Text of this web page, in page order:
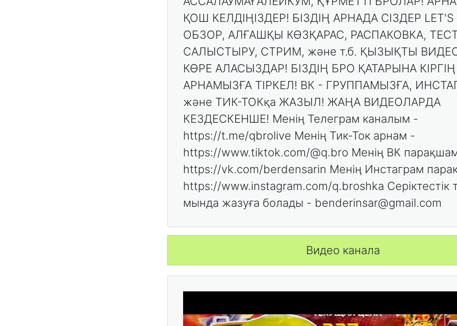
ҚОШ КЕЛДІҢІЗДЕР! БІЗДІҢ АРНАДА СІЗДЕР LET'S
ОБЗОР, АЛҒАШҚЫ КӨЗҚАРАС, РАСПАКОВКА,
САЛЫСТЫРУ, СТРИМ, және т.б. ҚЫЗЫҚТЫ
КӨРЕ АЛАСЫЗДАР! БІЗДІҢ БРО ҚАТАРЫНА
АРНАМЫЗҒА ТІРКЕЛ! ВК - ГРУППАМЫЗҒА,
және ТИК-ТОКқа ЖАЗЫЛ! ЖАҢА ВИДЕОЛАРДА
КЕЗДЕСКЕНШЕ! Менің Телеграм каналым -
https://t.me/qbrolive Менің Тик-Ток арнам -
https://www.tiktok.com/@q.bro Менің ВК
https://vk.com/berdensarin Менің Инстаграм
https://www.instagram.com/q.broshka Серіктестік
мында жазуға болады - benderinsar@gmail.com
Видео канала